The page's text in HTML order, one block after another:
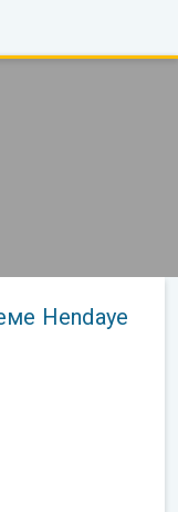
Hendaye